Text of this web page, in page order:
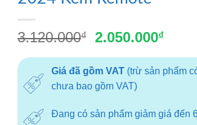
3.120.000₫
Giá
là:
3.120.000₫.
2.050.000₫Giá
tại
là:
Giá đã gồm VAT(trừ sản phẩm
chưa bao gồm VAT)
Đang có sản phẩm giảm giá đến